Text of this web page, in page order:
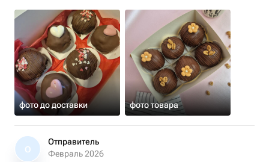
фото до доставки фото товара
О
Отправитель
Февраль 2026